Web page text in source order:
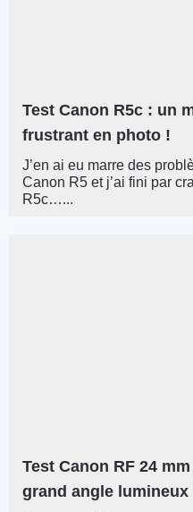
Test Canon R5c : un
frustrant en photo !
J’en ai eu marre des
Canon R5 et j’ai fini par
R5c…...
Test Canon RF 24
grand angle lumineux